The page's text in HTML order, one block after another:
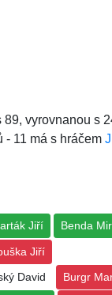
vyrovnanou s
- 11 má s hráčem
Jiří Benda
Jiří
David Burgr